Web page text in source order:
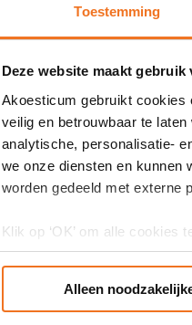
Toestemming
Deze website maakt gebruik
Akoesticum gebruikt cookies
veilig en betrouwbaar te
analytische, personalisatie-
we onze diensten en kunnen
worden gedeeld met externe
Klik op ‘OK’ om alle cookies
‘Voorkeuren instellen’ kun
Alleen